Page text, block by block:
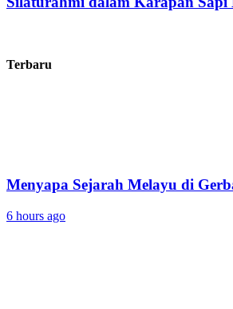
Terbaru
Menyapa Sejarah Melayu di
6 hours ago